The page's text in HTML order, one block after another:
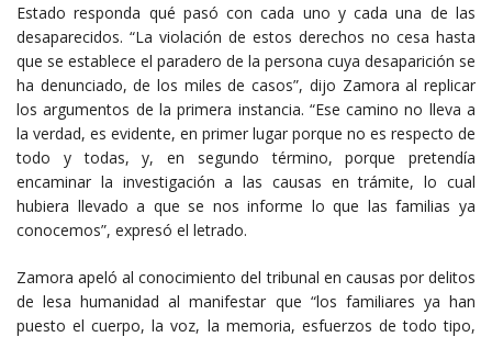
Estado responda qué pasó con cada uno y cada una de las
desaparecidos. “La violación de estos derechos no cesa hasta
que se establece el paradero de la persona cuya desaparición se
ha denunciado, de los miles de casos”, dijo Zamora al replicar
los argumentos de la primera instancia. “Ese camino no lleva a
la verdad, es evidente, en primer lugar porque no es respecto de
todo y todas, y, en segundo término, porque pretendía
encaminar la investigación a las causas en trámite, lo cual
hubiera llevado a que se nos informe lo que las familias ya
conocemos”, expresó el letrado.
Zamora apeló al conocimiento del tribunal en causas por delitos
de lesa humanidad al manifestar que “los familiares ya han
puesto el cuerpo, la voz, la memoria, esfuerzos de todo tipo,